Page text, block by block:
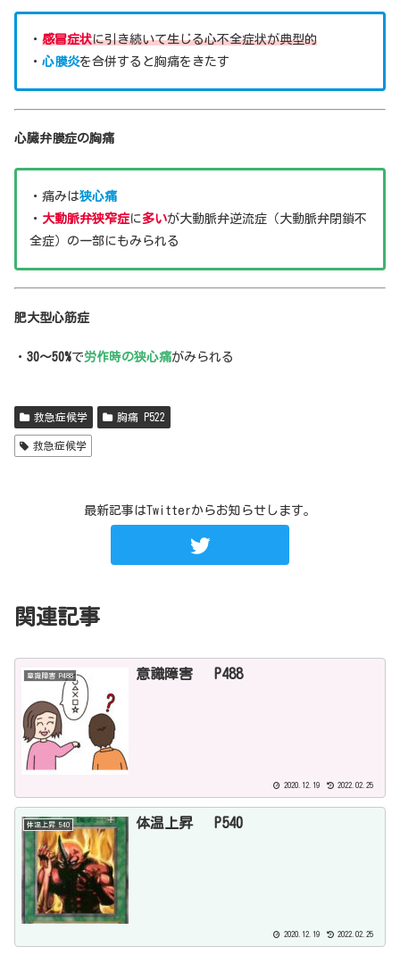
・ 感冒症状に引き続いて生じる心不全症状が典型的
・ 心膜炎を合併すると胸痛をきたす
心臓弁膜症の胸痛
・痛みは狭心痛
・ 大動脈弁狭窄症に多いが大動脈弁逆流症（大動脈弁閉鎖不
全症）の一部にもみられる
肥大型心筋症
・ 30～50%で労作時の狭心痛がみられる
救急症候学 胸痛 P522
救急症候学
最新記事はTwitterからお知らせします。
関連記事
意識障害 P488 意識障害 P488
2020.12.19 2022.02.25
体温上昇 540 体温上昇 P540
2020.12.19 2022.02.25